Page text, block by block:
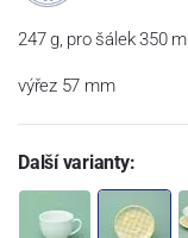
247 g, pro šálek 350 ml
výřez 57 mm
Další varianty: